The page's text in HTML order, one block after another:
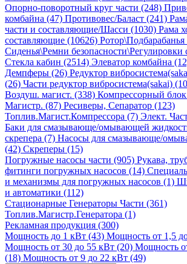
Опорно-поворотный круг части (248)
комбайна (47) Противовес/Баласт (241)
части и составляющие/Шасси (1030) Рама
составляющие (10626)
Сиденья\Ремни безопасности\Регулировки
Стекла кабин (2514) Элеватор комбайна
Демпферы (26) Редуктор
(26) Части редуктор вибросистема(sakai)
Воздуш. магист. (338) Компрессорный
Магистр. (87) Ресиверы, Сепаратор (123)
Топлив.Магист.Компрессора (7) Элект.
Баки для смазывающе/омывающей
скрепера (7) Насосы для смазывающе/
(42) Скреперы (15)
Погружные насосы части (905) Рукава,
фитинги погружных насосов (14)
и механизмы для погружных насосов (1)
и автоматики (112)
Стационарные Генераторы Части (361)
Топлив.Магистр.Генератора (1)
Рекламная продукция (300)
Мощность до 1 кВт (43) Мощность от 1,5
Мощность от 30 до 55 кВт (20) Мощность
(18) Мощность от 9 до 22 кВт (49)